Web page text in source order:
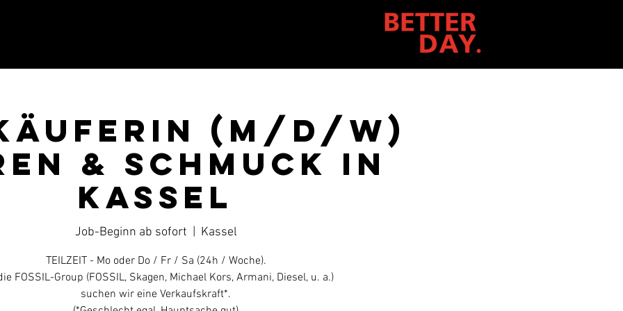
(m/d/w)
& Schmuck in
Kassel
Job-Beginn ab sofort Kassel
TEILZEIT - Mo oder Do / Fr / Sa (24h / Woche).
FOSSIL-Group (FOSSIL, Skagen, Michael Kors, Armani, Diesel, u. a.)
suchen wir eine Verkaufskraft*.